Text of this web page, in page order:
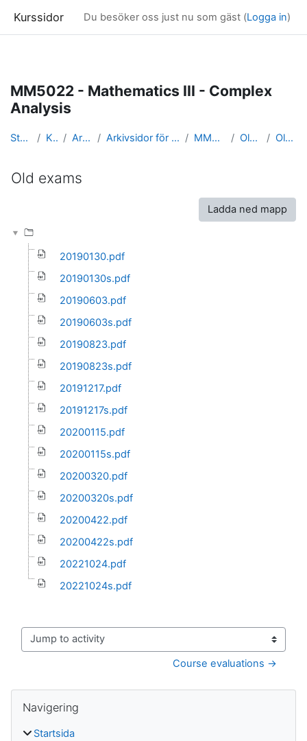
Kurssidor Du besöker oss just nu som gäst (Logga in)
MM5022 - Mathematics III - Complex
Analysis
Startsida Kurser Arkivsidor Arkivsidor för kurser i Matematik MM5022_arkiv Old exams Old exams
Old exams
Ladda ned mapp
20190130.pdf
20190130s.pdf
20190603.pdf
20190603s.pdf
20190823.pdf
20190823s.pdf
20191217.pdf
20191217s.pdf
20200115.pdf
20200115s.pdf
20200320.pdf
20200320s.pdf
20200422.pdf
20200422s.pdf
20221024.pdf
20221024s.pdf
Jump to activity
Course evaluations →
Block
Navigering
Startsida